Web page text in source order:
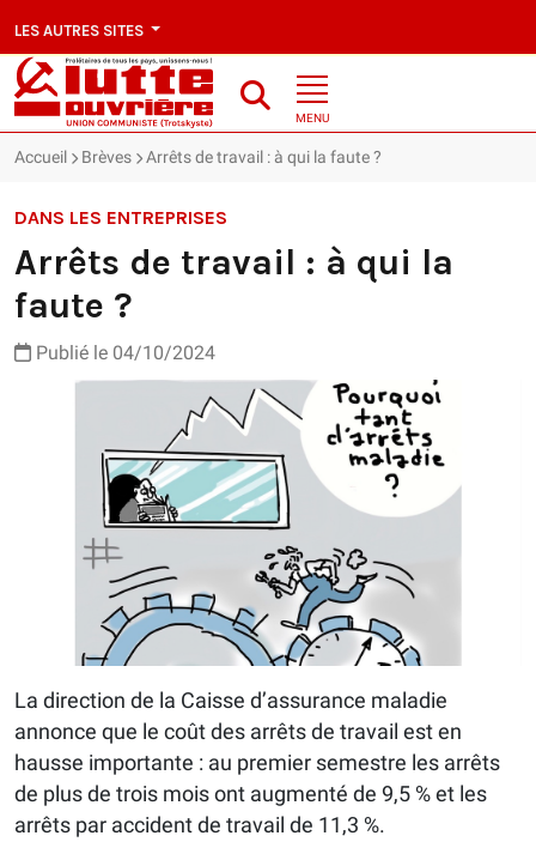
LES AUTRES SITES
MENU
Accueil Brèves Arrêts de travail : à qui la faute ?
DANS LES ENTREPRISES
Arrêts de travail : à qui la
faute ?
Publié le 04/10/2024
La direction de la Caisse d’assurance maladie
annonce que le coût des arrêts de travail est en
hausse importante : au premier semestre les arrêts
de plus de trois mois ont augmenté de 9,5 % et les
arrêts par accident de travail de 11,3 %.